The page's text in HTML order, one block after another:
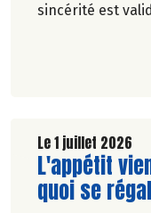
sincérité est
vis de
(Paysan.ne.s
accessible et
Le 1 juillet 2026
Lire la suite
L'appétit
quoi se